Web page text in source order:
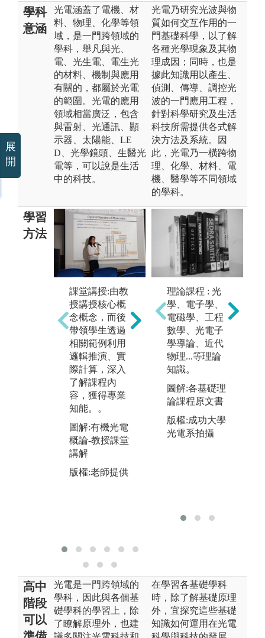
學科
意涵
光電涵蓋了電機、材
料、物理、化學等領
域，是一門跨領域的
學科，舉凡與光、
電、光生電、電生光
的材料、機制與應用
有關的，都屬於光電
的範圍。光電的應用
領域相當廣泛，包含
與雷射、光通訊、顯
示器、太陽能、LE
D、光學鏡頭、生醫光
電等，可以說是生活
中的科技。
光電乃研究光波與物
質如何交互作用的一
門基礎科學，以了解
各種光學現象及其物
理成因；同時，也是
據此知識用以產生、
偵測、傳導、調控光
波的一門應用工程，
針對科學研究及生活
科技所需提供各式解
決方法及系統。因
此，光電乃一橫跨物
理、化學、材料、電
機、醫學等不同領域
的學科。
學習
方法
課堂講授:由教
授講授核心概
念概念，而後
帶領學生透過
相關範例利用
邏輯推演、實
際計算，深入
了解課程內
容，獲得專業
知能。。
圖解:有機光電
概論-教授課堂
講解
版權:老師提供
實驗實作:由教
授或助教帶領
學生進行單元
性的實驗操
作，印證課本
上的專業原
理；在動手做
的過程中加強
力，以及系統
化解決問題的
能力。
圖解:光子學實
理論課程 : 光
學、電子學、
電磁學、工程
數學、光電子
學導論、近代
物理...等理論
知識。
圖解:各基礎理
論課程原文書
版權:成功大學
光電系拍攝
高中
階段
可以
光電是一門跨領域的
學科，因此與各個基
礎學科的學習上，除
了瞭解原理外，也建
在學習各基礎學科
時，除了解基礎原理
外，宜探究這些基礎
知識如何運用在光電
展
開